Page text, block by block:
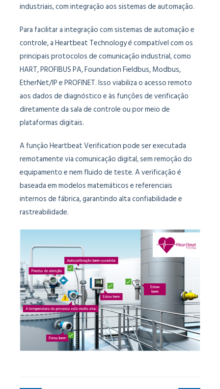
industriais, com integração aos sistemas de automação.
Para facilitar a integração com sistemas de automação e
controle, a Heartbeat Technology é compatível com os
principais protocolos de comunicação industrial, como
HART, PROFIBUS PA, Foundation Fieldbus, Modbus,
EtherNet/IP e PROFINET. Isso viabiliza o acesso remoto
aos dados de diagnóstico e às funções de verificação
diretamente da sala de controle ou por meio de
plataformas digitais.
A função Heartbeat Verification pode ser executada
remotamente via comunicação digital, sem remoção do
equipamento e nem fluido de teste. A verificação é
baseada em modelos matemáticos e referenciais
internos de fábrica, garantindo alta confiabilidade e
rastreabilidade.